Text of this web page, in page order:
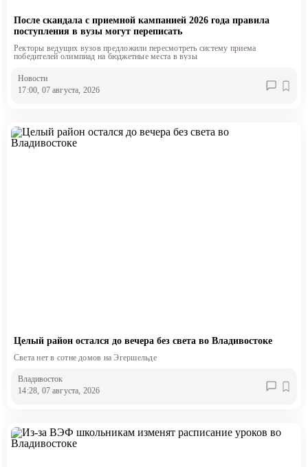
После скандала с приемной кампанией 2026 года правила
поступления в вузы могут переписать
Ректоры ведущих вузов предложили пересмотреть систему приема
победителей олимпиад на бюджетные места в вузы
Новости
17:00, 07 августа, 2026
Целый район остался до вечера без света во Владивостоке
Света нет в сотне домов на Эгершельде
Владивосток
14:28, 07 августа, 2026